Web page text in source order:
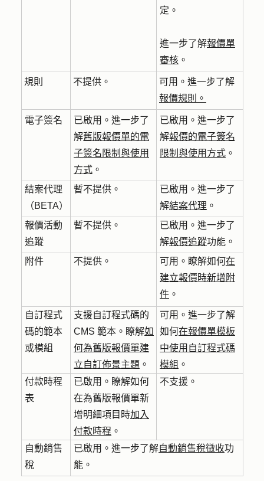
定。
進一步了解報價單
審核 。
規則 不提供。
可用。進一步了解
報價規則。
電子簽名
已啟用。進一步了
解舊版報價單的電
子簽名限制與使用
方式 。
已啟用。進一步了
解報價的電子簽名
限制與使用方式 。
結案代理
（BETA）
暫不提供。
已啟用。進一步了
解結案代理 。
報價活動
追蹤
暫不提供。
已啟用。進一步了
解報價追蹤功能。
附件
不提供。 可用。瞭解如何在
建立報價時新增附
件 。
自訂程式
碼的範本
或模組
支援自訂程式碼的
CMS 範本。瞭解如
何為舊版報價單建
立自訂佈景主題 。
可用。進一步了解
如何在報價單模板
中使用自訂程式碼
模組 。
付款時程
表
已啟用。瞭解如何
在為舊版報價單新
增明細項目時加入
付款時程 。
不支援。
自動銷售
稅
已啟用。進一步了解自動銷售稅徵收功
能。